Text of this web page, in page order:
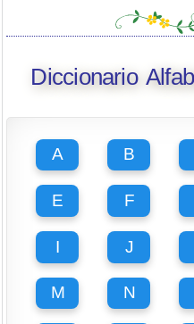
Diccionario
A B
E F
I J
M N